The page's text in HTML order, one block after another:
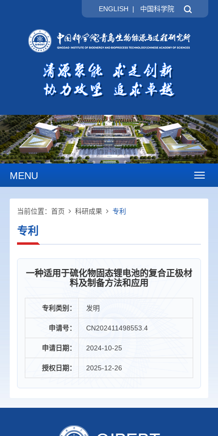
ENGLISH | 中国科学院
MENU
当前位置： 首页 科研成果 专利
专利
一种适用于硫化物固态锂电池的复合正极材
料及制备方法和应用
专利类别： 发明
申请号： CN202411498553.4
申请日期： 2024-10-25
授权日期： 2025-12-26